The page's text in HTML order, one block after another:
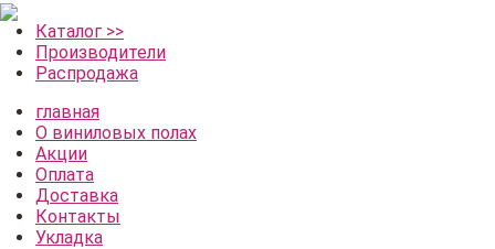
Каталог >>
Производители
Распродажа
главная
О виниловых полах
Акции
Оплата
Доставка
Контакты
Укладка